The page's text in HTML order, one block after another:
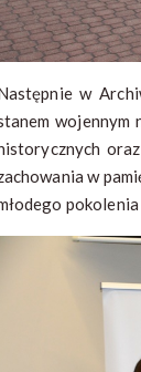
w
wojennym
w